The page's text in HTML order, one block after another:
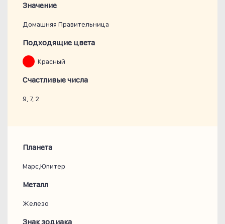
Значение
Домашняя Правительница
Подходящие цвета
Красный
Счастливые числа
9, 7, 2
Планета
Марс,Юпитер
Металл
Железо
Знак зодиака